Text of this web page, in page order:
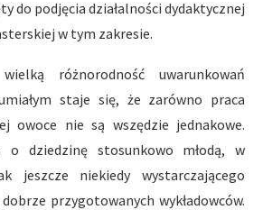
do podjęcia działalności dydaktycznej
w tym zakresie.
różnorodność uwarunkowań
staje się, że zarówno praca
owoce nie są wszędzie jednakowe.
dziedzinę stosunkowo młodą, w
jeszcze niekiedy wystarczającego
przygotowanych wykładowców.